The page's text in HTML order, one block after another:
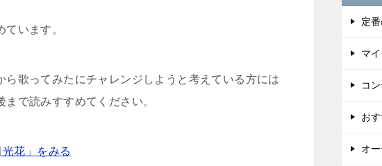
います。
ら歌ってみたにチャレンジしようと考えている方には
で読みすすめてください。
花」をみる
定
マ
コ
お
オ